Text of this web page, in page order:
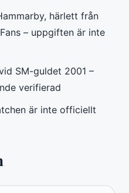
härlett från
– uppgiften är inte
SM-guldet 2001 –
verifierad
är inte officiellt